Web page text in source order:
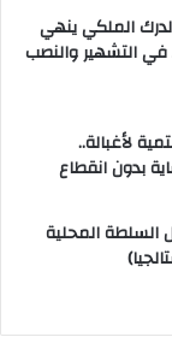
الملكي ينهي
في التشهير والنصب
لأغبالة..
بدون انقطاع
السلطة المحلية